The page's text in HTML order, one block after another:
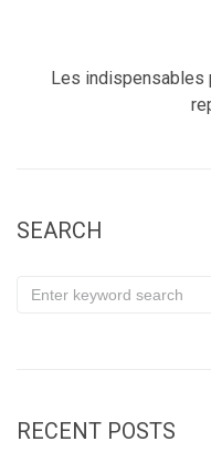
Les indispensables
SEARCH
RECENT POSTS